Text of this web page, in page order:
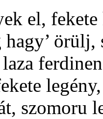
el, fekete
örülj,
ferdinen
legény,
szomoru